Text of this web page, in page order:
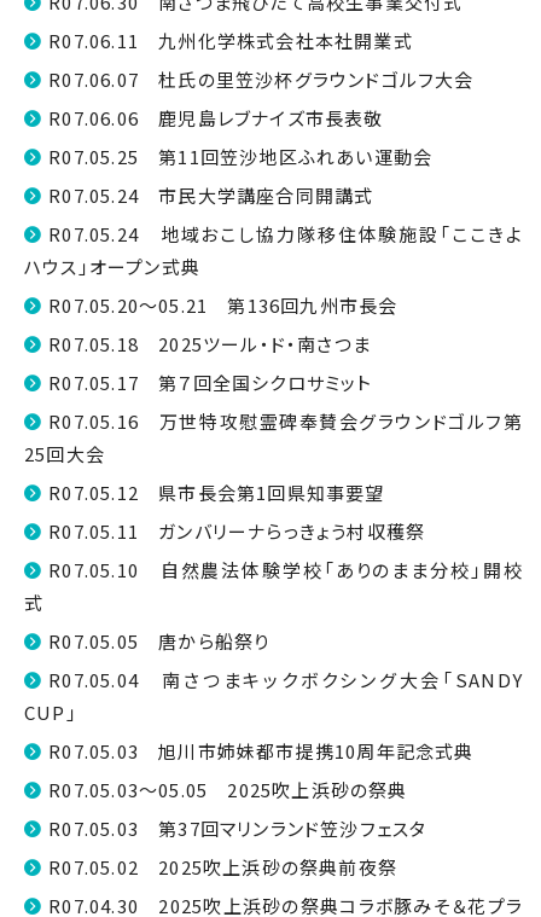
R07.06.11 九州化学株式会社本社開業式
R07.06.07 杜氏の里笠沙杯グラウンドゴルフ大会
R07.06.06 鹿児島レブナイズ市長表敬
R07.05.25 第11回笠沙地区ふれあい運動会
R07.05.24 市民大学講座合同開講式
R07.05.24 地域おこし協力隊移住体験施設「ここきよ
ハウス」オープン式典
R07.05.20～05.21 第136回九州市長会
R07.05.18 2025ツール・ド・南さつま
R07.05.17 第７回全国シクロサミット
R07.05.16 万世特攻慰霊碑奉賛会グラウンドゴルフ第
25回大会
R07.05.12 県市長会第1回県知事要望
R07.05.11 ガンバリーナらっきょう村収穫祭
R07.05.10 自然農法体験学校「ありのまま分校」開校
式
R07.05.05 唐から船祭り
R07.05.04 南さつまキックボクシング大会「SANDY
CUP」
R07.05.03 旭川市姉妹都市提携10周年記念式典
R07.05.03～05.05 2025吹上浜砂の祭典
R07.05.03 第37回マリンランド笠沙フェスタ
R07.05.02 2025吹上浜砂の祭典前夜祭
R07.04.30 2025吹上浜砂の祭典コラボ豚みそ＆花プラ